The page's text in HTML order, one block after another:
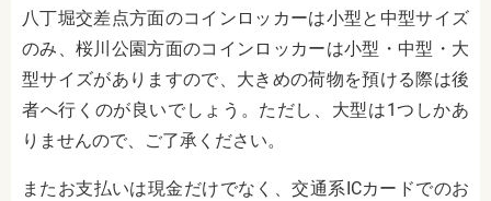
八丁堀交差点方面のコインロッカーは小型と中型サイズ
のみ、桜川公園方面のコインロッカーは小型・中型・大
型サイズがありますので、大きめの荷物を預ける際は後
者へ行くのが良いでしょう。ただし、大型は1つしかあ
りませんので、ご了承ください。
またお支払いは現金だけでなく、交通系ICカードでのお